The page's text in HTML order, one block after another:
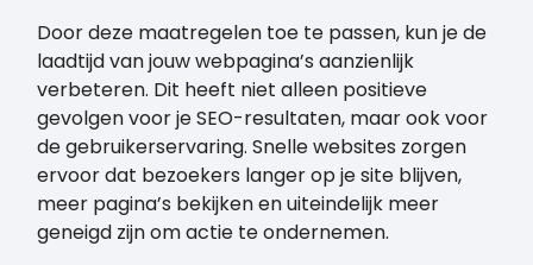
Door deze maatregelen toe te passen, kun je de
laadtijd van jouw webpagina’s aanzienlijk
verbeteren. Dit heeft niet alleen positieve
gevolgen voor je SEO-resultaten, maar ook voor
de gebruikerservaring. Snelle websites zorgen
ervoor dat bezoekers langer op je site blijven,
meer pagina’s bekijken en uiteindelijk meer
geneigd zijn om actie te ondernemen.